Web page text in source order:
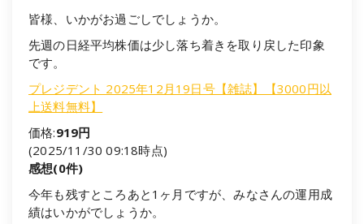
皆様、いかがお過ごしでしょうか。
先週の日経平均株価は少し落ち着きを取り戻した印象
です。
プレジデント 2025年12月19日号【雑誌】【3000円以
上送料無料】
価格:919円
(2025/11/30 09:18時点)
感想(0件)
今年も残すところあと1ヶ月ですが、みなさんの運用成
績はいかがでしょうか。